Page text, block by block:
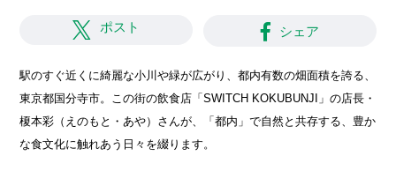
ポスト シェア
駅のすぐ近くに綺麗な小川や緑が広がり、都内有数の畑面積を誇る、
東京都国分寺市。この街の飲食店「SWITCH KOKUBUNJI」の店長・
榎本彩（えのもと・あや）さんが、「都内」で自然と共存する、豊か
な食文化に触れあう日々を綴ります。